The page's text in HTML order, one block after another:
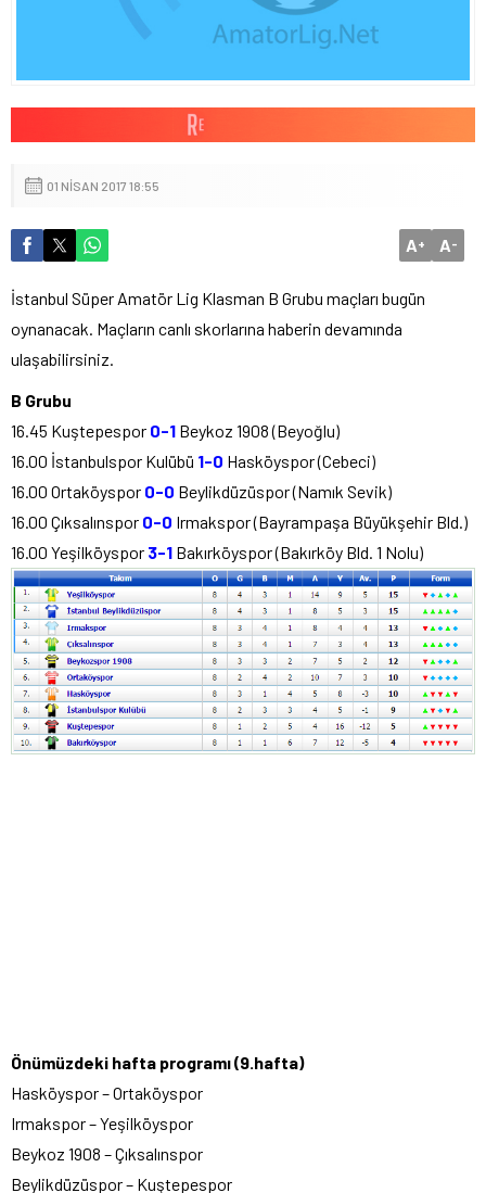
01 NISAN 2017 18:55
A+ A-
İstanbul Süper Amatör Lig Klasman B Grubu maçları bugün
oynanacak. Maçların canlı skorlarına haberin devamında
ulaşabilirsiniz.
B Grubu
16.45 Kuştepespor 0-1 Beykoz 1908 (Beyoğlu)
16.00 İstanbulspor Kulübü 1-0 Hasköyspor (Cebeci)
16.00 Ortaköyspor 0-0 Beylikdüzüspor (Namık Sevik)
16.00 Çıksalınspor 0-0 Irmakspor (Bayrampaşa Büyükşehir Bld.)
16.00 Yeşilköyspor 3-1 Bakırköyspor (Bakırköy Bld. 1 Nolu)
Önümüzdeki hafta programı (9.hafta)
Hasköyspor – Ortaköyspor
Irmakspor – Yeşilköyspor
Beykoz 1908 – Çıksalınspor
Beylikdüzüspor – Kuştepespor